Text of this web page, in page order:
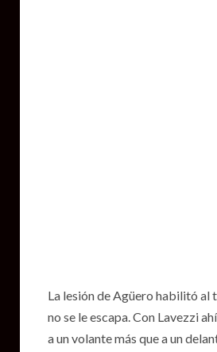
La lesión de Agüero habilitó al
no se le escapa. Con Lavezzi
a un volante más que a un